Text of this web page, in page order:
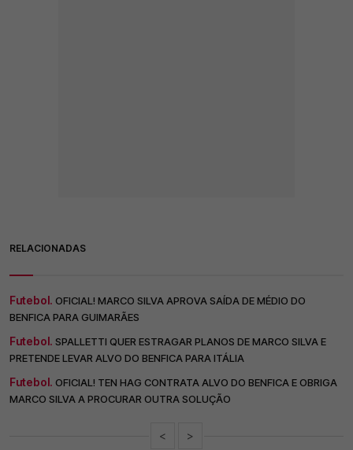
RELACIONADAS
Futebol. OFICIAL! MARCO SILVA APROVA SAÍDA DE MÉDIO DO
BENFICA PARA GUIMARÃES
Futebol. SPALLETTI QUER ESTRAGAR PLANOS DE MARCO SILVA E
PRETENDE LEVAR ALVO DO BENFICA PARA ITÁLIA
Futebol. OFICIAL! TEN HAG CONTRATA ALVO DO BENFICA E OBRIGA
MARCO SILVA A PROCURAR OUTRA SOLUÇÃO
< >